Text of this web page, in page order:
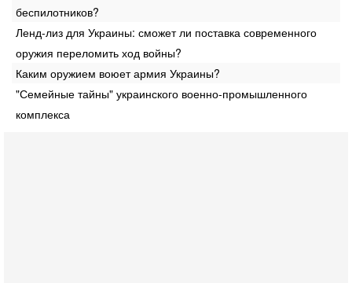
беспилотников?
Ленд-лиз для Украины: сможет ли поставка современного
оружия переломить ход войны?
Каким оружием воюет армия Украины?
"Семейные тайны" украинского военно-промышленного
комплекса